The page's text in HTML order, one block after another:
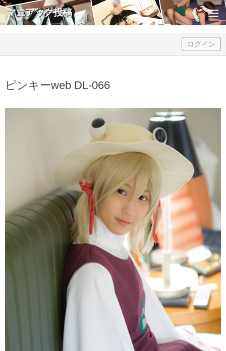
Skip to content
マニアック投稿
ログイン
ピンキーweb DL-066